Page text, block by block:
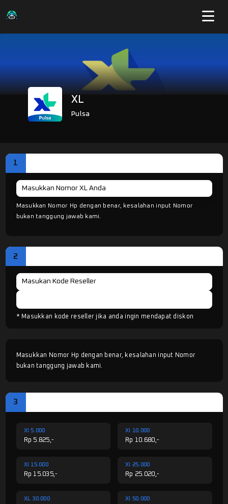
XL
Pulsa
1
Masukkan Nomor Hp dengan benar, kesalahan input Nomor
bukan tanggung jawab kami.
2
* Masukkan kode reseller jika anda ingin mendapat diskon
Masukkan Nomor Hp dengan benar, kesalahan input Nomor
bukan tanggung jawab kami.
3
Xl 5.000
Rp 5.825,-
Xl 10.000
Rp 10.680,-
Xl 15.000
Rp 15.035,-
Xl 25.000
Rp 25.020,-
XL 30.000 Xl 50.000